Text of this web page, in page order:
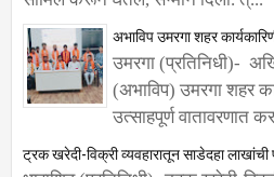
सामिल करून घेतले, सन्मान दिला. त्...
अभाविप उमरगा शहर
उमरगा (प्रतिनिधी)-
(अभाविप) उमरगा शहर
उत्साहपूर्ण वातावरणात
ट्रक खरेदी-विक्री व्यवहारातून साडेदहा